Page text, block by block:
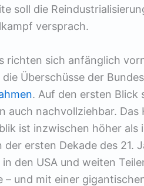
soll die
versprach.
richten sich anfänglich
Überschüsse der
. Auf den ersten Blick
auch nachvollziehbar. Das
ist inzwischen höher als
ersten Dekade des 21.
den USA und weiten
und mit einer